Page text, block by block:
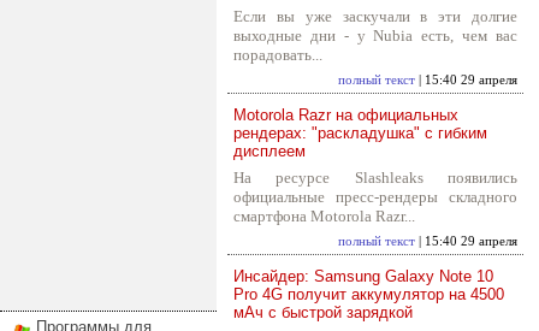
Программы для
Если вы уже заскучали в эти долгие
выходные дни - у Nubia есть, чем вас
порадовать...
полный текст | 15:40 29 апреля
Motorola Razr на официальных
рендерах: "раскладушка" с гибким
дисплеем
На ресурсе Slashleaks появились
официальные пресс-рендеры складного
смартфона Motorola Razr...
полный текст | 15:40 29 апреля
Инсайдер: Samsung Galaxy Note 10
Pro 4G получит аккумулятор на 4500
мАч с быстрой зарядкой